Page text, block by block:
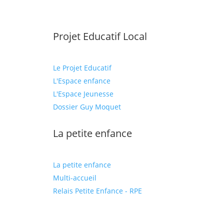
Projet Educatif Local
Le Projet Educatif
L'Espace enfance
L'Espace Jeunesse
Dossier Guy Moquet
La petite enfance
La petite enfance
Multi-accueil
Relais Petite Enfance - RPE